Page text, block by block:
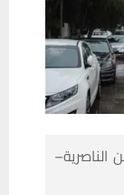
الناصرية–